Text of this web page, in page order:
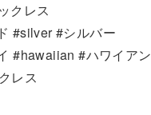
クレス
#silver #シルバー
#hawaiian #ハワイアン
レス